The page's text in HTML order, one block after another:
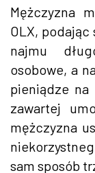
Mężczyzna
OLX, podając
najmu
osobowe, a
pieniądze na
zawartej
mężczyzna
sam sposób